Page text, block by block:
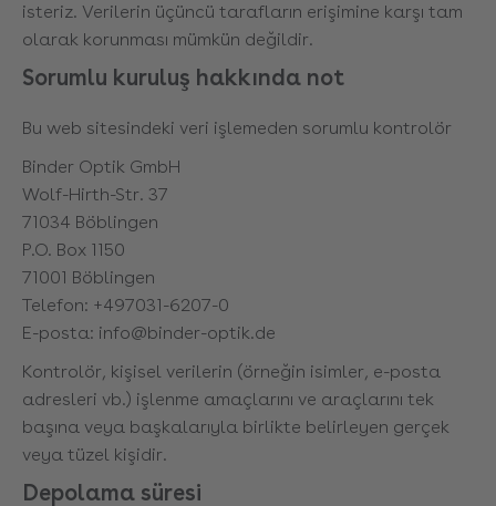
isteriz. Verilerin üçüncü tarafların erişimine karşı tam
olarak korunması mümkün değildir.
Sorumlu kuruluş hakkında not
Bu web sitesindeki veri işlemeden sorumlu kontrolör
Binder Optik GmbH
Wolf-Hirth-Str. 37
71034 Böblingen
P.O. Box 1150
71001 Böblingen
Telefon: +497031-6207-0
E-posta: info@binder-optik.de
Kontrolör, kişisel verilerin (örneğin isimler, e-posta
adresleri vb.) işlenme amaçlarını ve araçlarını tek
başına veya başkalarıyla birlikte belirleyen gerçek
veya tüzel kişidir.
Depolama süresi